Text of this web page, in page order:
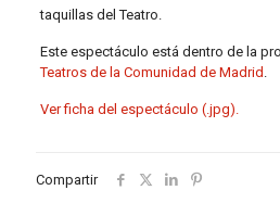
taquillas del Teatro.
Este espectáculo está dentro de la
Teatros de la Comunidad de Madrid
Ver ficha del espectáculo (.jpg).
Compartir